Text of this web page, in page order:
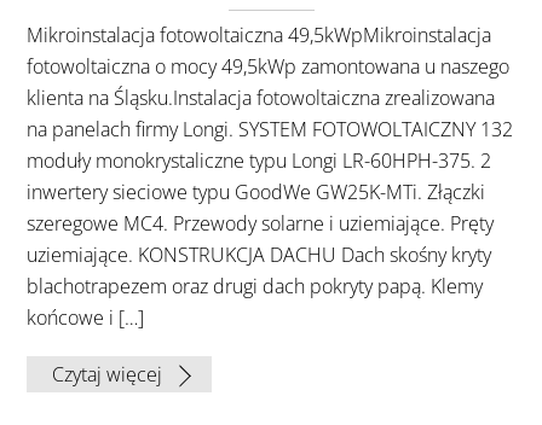
Mikroinstalacja fotowoltaiczna 49,5kWpMikroinstalacja
fotowoltaiczna o mocy 49,5kWp zamontowana u naszego
klienta na Śląsku.Instalacja fotowoltaiczna zrealizowana
na panelach firmy Longi. SYSTEM FOTOWOLTAICZNY 132
moduły monokrystaliczne typu Longi LR-60HPH-375. 2
inwertery sieciowe typu GoodWe GW25K-MTi. Złączki
szeregowe MC4. Przewody solarne i uziemiające. Pręty
uziemiające. KONSTRUKCJA DACHU Dach skośny kryty
blachotrapezem oraz drugi dach pokryty papą. Klemy
końcowe i […]
Czytaj więcej